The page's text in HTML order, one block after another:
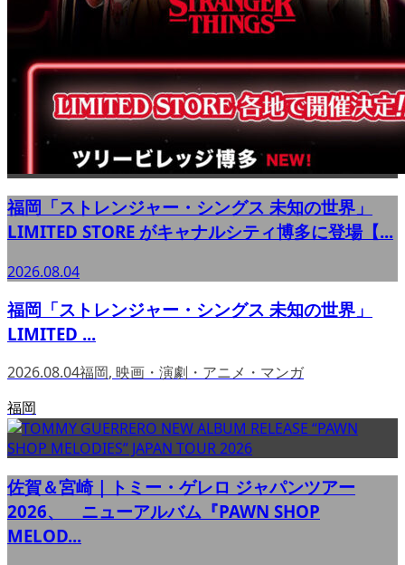
福岡「ストレンジャー・シングス 未知の世界」
LIMITED STORE がキャナルシティ博多に登場【...
2026.08.04
福岡「ストレンジャー・シングス 未知の世界」
LIMITED ...
2026.08.04福岡, 映画・演劇・アニメ・マンガ
福岡
佐賀＆宮崎｜トミー・ゲレロ ジャパンツアー
2026、 ニューアルバム『PAWN SHOP
MELOD...